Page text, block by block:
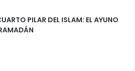
PILAR DEL ISLAM: EL AYUNO